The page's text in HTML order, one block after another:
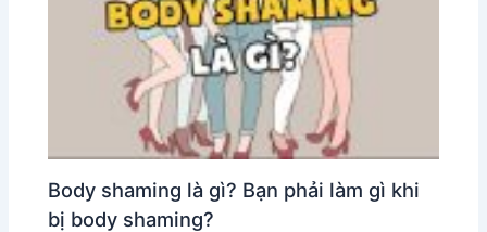
Body shaming là gì? Bạn phải làm gì khi
bị body shaming?